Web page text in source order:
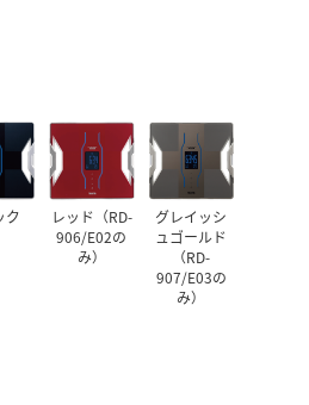
ク
レッド（RD-
906/E02の
み）
グレイッシ
ュゴールド
（RD-
907/E03の
み）